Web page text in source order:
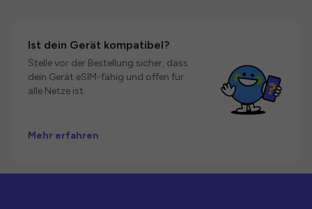
Ist dein Gerät kompatibel?
Stelle vor der Bestellung sicher, dass
dein Gerät eSIM-fähig und offen für
alle Netze ist.
Mehr erfahren